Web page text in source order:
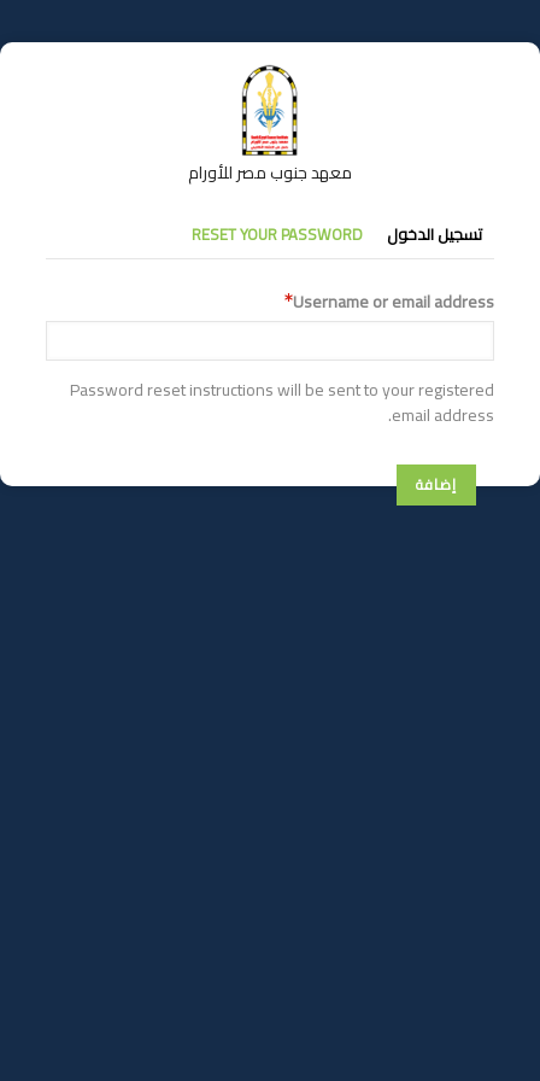
إلى
المحتوى
معهد جنوب مصر للأورام
التبويبات
الأساسية
تسجيل الدخول RESET YOUR PASSWORD
Username or email address
Password reset instructions will be sent to your registered
email address.